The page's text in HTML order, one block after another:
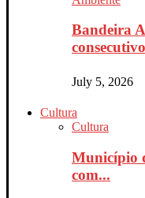
Bandeira
July 5, 2026
Cultura
Cultura
Município
com...